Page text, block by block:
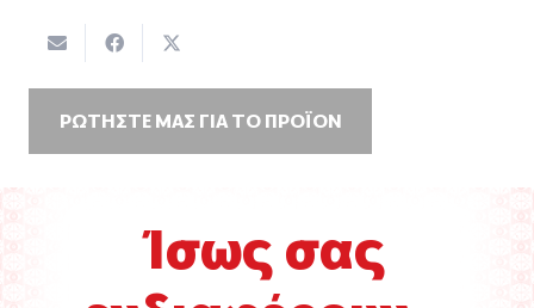
ΡΩΤΗΣΤΕ ΜΑΣ ΓΙΑ ΤΟ ΠΡΟΪΟΝ
Ίσως σας